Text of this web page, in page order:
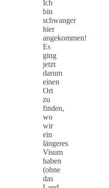
Ich
bin
schwanger
hier
angekommen!
Es
ging
jetzt
darum
einen
Ort
zu
finden,
wo
wir
ein
längeres
Visum
haben
(ohne
das